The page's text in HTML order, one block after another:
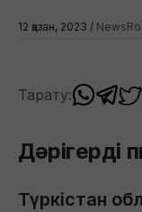
12 қазан, 2023 /
Тарату:
Дәрігерді
Түркістан